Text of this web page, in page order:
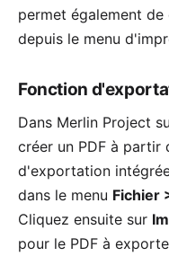
permet également de
depuis le menu
Fonction
Dans Merlin Project
créer un PDF à
d'exportation
dans le menu Fichier
Cliquez ensuite sur
pour le PDF à